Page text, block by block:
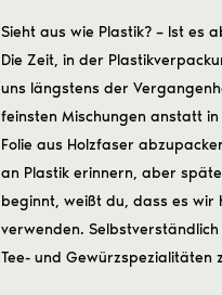
Sieht aus wie Plastik? – Ist es
Die Zeit, in der
uns längstens der
feinsten Mischungen anstatt
Folie aus Holzfaser
an Plastik erinnern, aber
beginnt, weißt du, dass es wir
verwenden.
Tee- und Gewürzspezialitäten